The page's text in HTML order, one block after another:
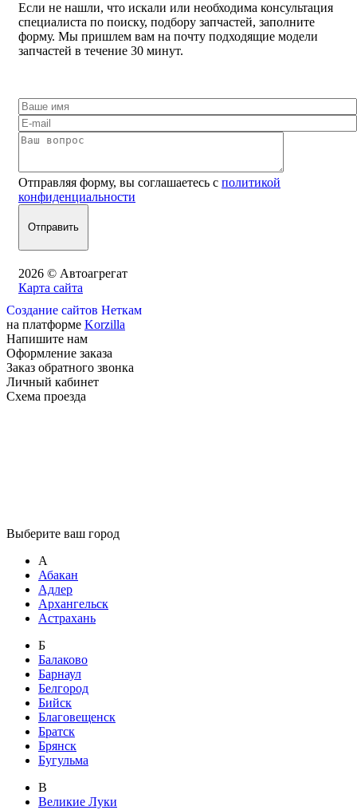
Если не нашли, что искали или необходима консультация
специалиста по поиску, подбору запчастей, заполните
форму. Мы пришлем вам на почту подходящие модели
запчастей в течение 30 минут.
Отправляя форму, вы соглашаетесь с политикой
конфиденциальности
2026 © Автоагрегат
Карта сайта
Создание сайтов Неткам
на платформе Korzilla
Напишите нам
Оформление заказа
Заказ обратного звонка
Личный кабинет
Схема проезда
Выберите ваш город
А
Абакан
Адлер
Архангельск
Астрахань
Б
Балаково
Барнаул
Белгород
Бийск
Благовещенск
Братск
Брянск
Бугульма
В
Великие Луки